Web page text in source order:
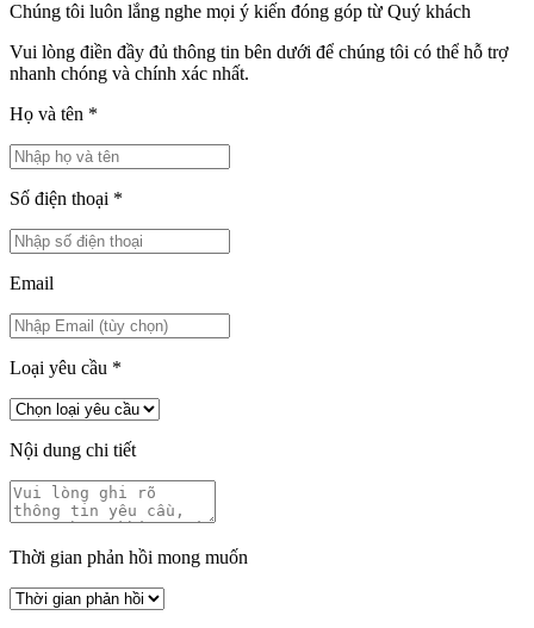
Chúng tôi luôn lắng nghe mọi ý kiến đóng góp từ Quý khách
Vui lòng điền đầy đủ thông tin bên dưới để chúng tôi có thể hỗ trợ
nhanh chóng và chính xác nhất.
Họ và tên *
Số điện thoại *
Email
Loại yêu cầu *
Nội dung chi tiết
Thời gian phản hồi mong muốn